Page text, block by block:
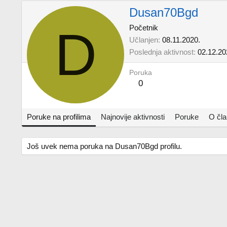
D
Dusan70Bgd
Početnik
Učlanjen 08.11.2020.
Poslednja aktivnost
Poruka
0
Poruke na profilima Najnovije aktivnosti Poruke O
Još uvek nema poruka na Dusan70Bgd profilu.